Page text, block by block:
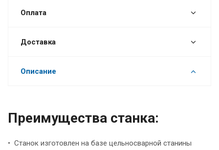
Оплата
Доставка
Описание
Преимущества станка:
• Станок изготовлен на базе цельносварной станины